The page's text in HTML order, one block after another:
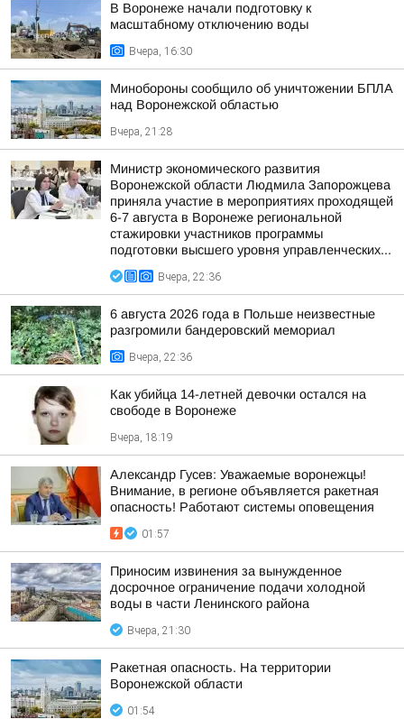
В Воронеже начали подготовку к
масштабному отключению воды
Вчера, 16:30
Минобороны сообщило об уничтожении БПЛА
над Воронежской областью
Вчера, 21:28
Министр экономического развития
Воронежской области Людмила Запорожцева
приняла участие в мероприятиях проходящей
6-7 августа в Воронеже региональной
стажировки участников программы
подготовки высшего уровня управленческих...
Вчера, 22:36
6 августа 2026 года в Польше неизвестные
разгромили бандеровский мемориал
Вчера, 22:36
Как убийца 14-летней девочки остался на
свободе в Воронеже
Вчера, 18:19
Александр Гусев: Уважаемые воронежцы!
Внимание, в регионе объявляется ракетная
опасность! Работают системы оповещения
01:57
Приносим извинения за вынужденное
досрочное ограничение подачи холодной
воды в части Ленинского района
Вчера, 21:30
Ракетная опасность. На территории
Воронежской области
01:54